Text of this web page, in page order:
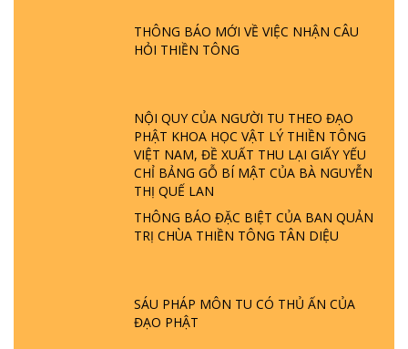
THÔNG BÁO MỚI VỀ VIỆC NHẬN CÂU
HỎI THIỀN TÔNG
NỘI QUY CỦA NGƯỜI TU THEO ĐẠO
PHẬT KHOA HỌC VẬT LÝ THIỀN TÔNG
VIỆT NAM, ĐỀ XUẤT THU LẠI GIẤY YẾU
CHỈ BẢNG GỖ BÍ MẬT CỦA BÀ NGUYỄN
THỊ QUẾ LAN
THÔNG BÁO ĐẶC BIỆT CỦA BAN QUẢN
TRỊ CHÙA THIỀN TÔNG TÂN DIỆU
SÁU PHÁP MÔN TU CÓ THỦ ẤN CỦA
ĐẠO PHẬT
TTTD
GIẢI ĐÁP THIỀN TÔNG ĐẶC BIỆT P22 - TẠI
SAO TRÁI ĐẤT NHIỀU THIÊN TAI - LŨ LỤT
- HỎA HOẠN | TTTD
GIẢI ĐÁP THIỀN TÔNG ĐẶC BIỆT P21 - TẠI
GIẢI ĐÁP VỀ LỄ TIỄN THIỀN TÔNG SƯ